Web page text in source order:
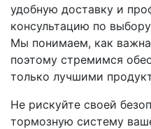
удобную доставку и
консультацию по
Мы понимаем, как важна
поэтому стремимся
только лучшими
Не рискуйте своей
тормозную систему